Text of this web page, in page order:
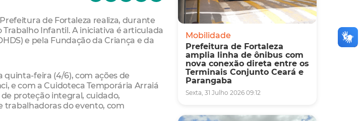
de Fortaleza realiza, durante
Infantil. A iniciativa é articulada
e pela Fundação da Criança e da
quinta-feira (4/6), com ações de
e com a Cuidoteca Temporária Arraiá
proteção integral, cuidado,
trabalhadoras do evento, com
Mobilidade
Prefeitura de Fortaleza
amplia linha de ônibus com
nova conexão direta entre os
Terminais Conjunto Ceará e
Parangaba
Sexta, 31 Julho 2026 09:12